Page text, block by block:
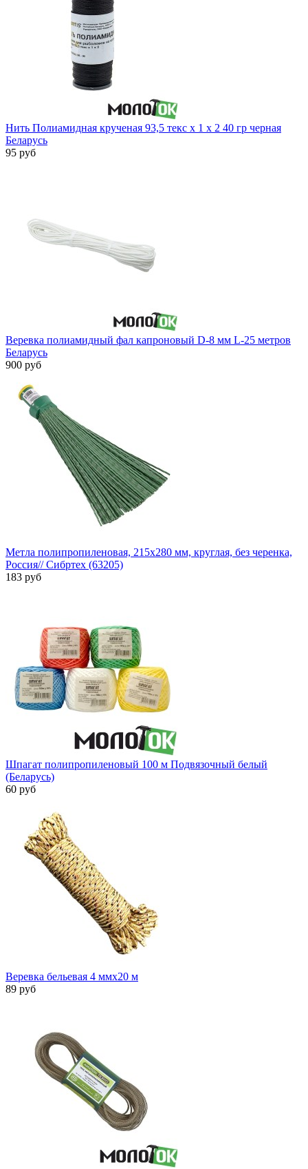
Нить Полиамидная крученая 93,5 текс х 1 х 2 40 гр черная
Беларусь
95 руб
Веревка полиамидный фал капроновый D-8 мм L-25 метров
Беларусь
900 руб
Метла полипропиленовая, 215х280 мм, круглая, без черенка,
Россия// Сибртех (63205)
183 руб
Шпагат полипропиленовый 100 м Подвязочный белый
(Беларусь)
60 руб
Веревка бельевая 4 ммx20 м
89 руб